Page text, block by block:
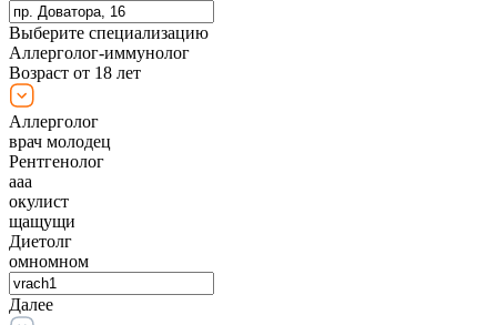
Выберите специализацию
Аллерголог-иммунолог
Возраст от 18 лет
Аллерголог
врач молодец
Рентгенолог
ааа
окулист
щащущи
Диетолг
омномном
Далее